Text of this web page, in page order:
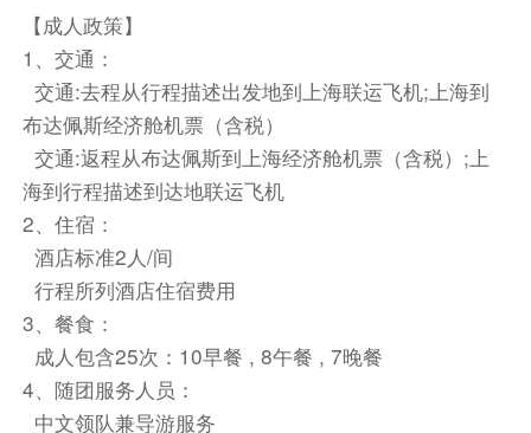
方便游览，敬请自理
餐饮
早餐：自理
中餐：自理
住宿
法姆洛斯酒店 或 加尔松广场酒店 或 布拉迪斯拉发多
瑙河丽柏酒店 或 布拉迪斯拉发酒店 或 塔特拉酒店 或
布拉迪斯拉发皇冠假日酒店
第4天
酒店内
乘车前往维也纳。
【成人政策】
1、交通：
交通:去程从行程描述出发地到上海联运飞机;上海到
布达佩斯经济舱机票（含税）
交通:返程从布达佩斯到上海经济舱机票（含税）;上
海到行程描述到达地联运飞机
2、住宿：
酒店标准2人/间
行程所列酒店住宿费用
3、餐食：
成人包含25次：10早餐 , 8午餐 , 7晚餐
4、随团服务人员：
中文领队兼导游服务